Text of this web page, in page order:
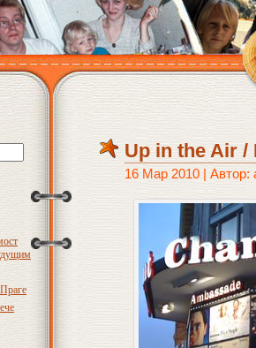
Up in the Air
16 Мар 2010 | Автор: